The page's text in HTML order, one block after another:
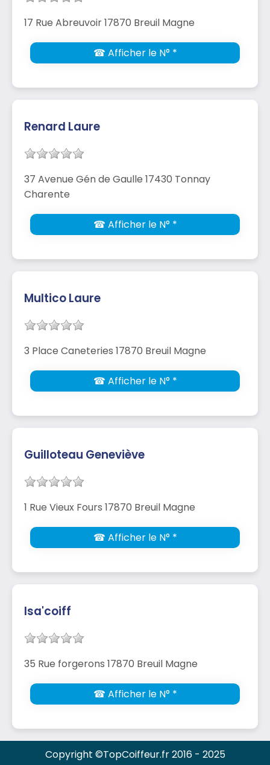
17 Rue Abreuvoir 17870 Breuil Magne
☎ Afficher le N° *
Renard Laure
37 Avenue Gén de Gaulle 17430 Tonnay
Charente
☎ Afficher le N° *
Multico Laure
3 Place Caneteries 17870 Breuil Magne
☎ Afficher le N° *
Guilloteau Geneviève
1 Rue Vieux Fours 17870 Breuil Magne
☎ Afficher le N° *
Isa'coiff
35 Rue forgerons 17870 Breuil Magne
☎ Afficher le N° *
Copyright ©TopCoiffeur.fr 2016 - 2025